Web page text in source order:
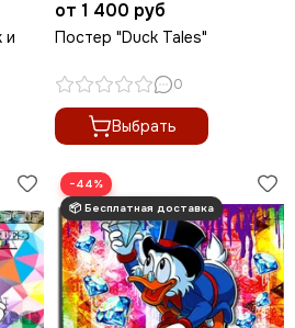
и
от 1 400 руб
Постер "Duck Tales"
0
Выбрать
−44%